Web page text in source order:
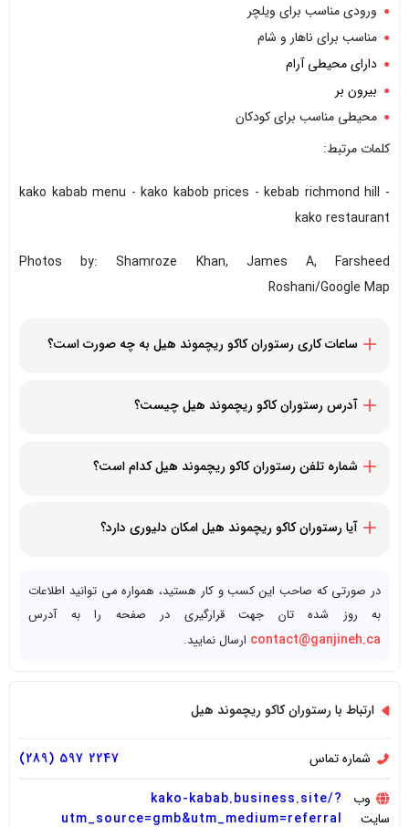
ورودی مناسب برای ویلچر
مناسب برای ناهار و شام
دارای محیطی آرام
بیرون بر
محیطی مناسب برای کودکان
کلمات مرتبط:
kako kabab menu - kako kabob prices - kebab richmond hill -
kako restaurant
Photos by: Shamroze Khan, James A, Farsheed
Roshani/Google Map
ساعات کاری رستوران کاکو ریچموند هیل به چه صورت است؟
آدرس رستوران کاکو ریچموند هیل چیست؟
شماره تلفن رستوران کاکو ریچموند هیل کدام است؟
آیا رستوران کاکو ریچموند هیل امکان دلیوری دارد؟
در صورتی که صاحب این کسب و کار هستید، همواره می توانید اطلاعات
به روز شده تان جهت قرارگیری در صفحه را به آدرس
contact@ganjineh.ca ارسال نمایید.
ارتباط با رستوران کاکو ریچموند هیل
شماره تماس
2247 597 (289)
وب
سایت
kako-kabab.business.site/?
utm_source=gmb&utm_medium=referral